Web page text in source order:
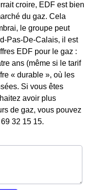
croire, EDF est bien
du gaz. Cela
le groupe peut
Pas-De-Calais, il est
EDF pour le gaz :
ans (même si le tarif
« durable », où les
Si vous êtes
avoir plus
de gaz, vous pouvez
32 15 15.